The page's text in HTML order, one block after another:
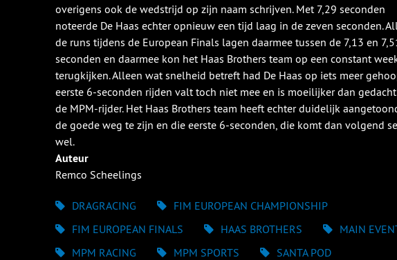
overigens ook de wedstrijd op zijn naam schrijven. Met 7,29 seconden
noteerde De Haas echter opnieuw een tijd laag in de zeven seconden.
de runs tijdens de European Finals lagen daarmee tussen de 7,13 en
seconden en daarmee kon het Haas Brothers team op een constant
terugkijken. Alleen wat snelheid betreft had De Haas op iets meer
eerste 6-seconden rijden valt toch niet mee en is moeilijker dan
de MPM-rijder. Het Haas Brothers team heeft echter duidelijk
de goede weg te zijn en die eerste 6-seconden, die komt dan volgend
wel.
Auteur
Remco Scheelings
DRAGRACING
FIM EUROPEAN CHAMPIONSHIP
FIM EUROPEAN FINALS
HAAS BROTHERS
MAIN
MPM RACING
MPM SPORTS
SANTA POD